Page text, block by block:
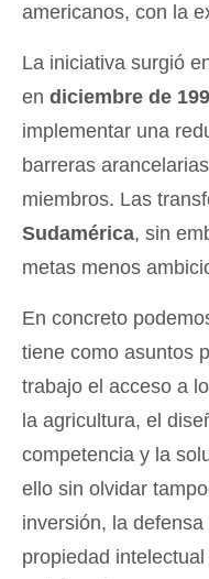
americanos, con la
La iniciativa surgió
en diciembre de
implementar una
barreras
miembros. Las
Sudamérica, sin
metas menos
En concreto
tiene como asuntos
trabajo el acceso a
la agricultura, el
competencia y la
ello sin olvidar
inversión, la
propiedad